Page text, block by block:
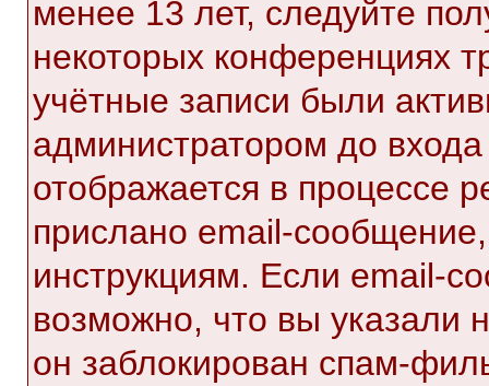
менее 13 лет, следуйте
некоторых конференциях
учётные записи были
администратором до
отображается в процессе
прислано email-
инструкциям. Если email-
возможно, что вы указали
он заблокирован спам-